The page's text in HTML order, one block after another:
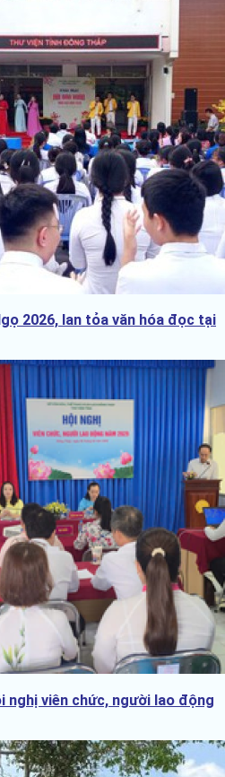
2026, lan tỏa văn hóa đọc tại
nghị viên chức, người lao động